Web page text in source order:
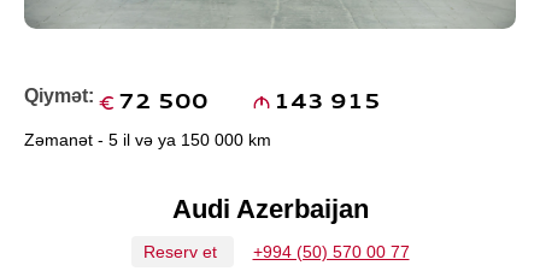
Qiymət: 72 500
143 915
Zəmanət - 5 il və ya 150 000 km
Audi Azerbaijan
Reserv et +994 (50) 570 00 77